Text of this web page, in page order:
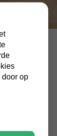
door op